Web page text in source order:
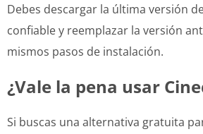
Debes descargar la última versión
confiable y reemplazar la versión
mismos pasos de instalación.
¿Vale la pena usar
Si buscas una alternativa gratuita